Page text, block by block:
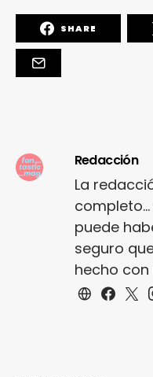
SHARE
Redacción
La
puede
seguro
hecho